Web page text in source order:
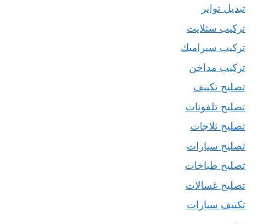
تبديل تواير
تركيب ستلايت
تركيب سيراميك
تركيب مداخن
تصليح تكييف
تصليح تلفونات
تصليح ثلاجات
تصليح سيارات
تصليح طباخات
تصليح غسالات
تكييف سيارات